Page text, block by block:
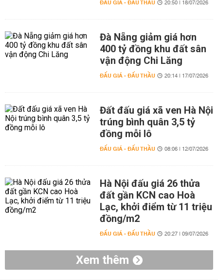
ĐẤU GIÁ - ĐẤU THẦU 20:50 | 18/07/2026
Đà Nẵng giảm giá hơn
400 tỷ đồng khu đất sân
vận động Chi Lăng
ĐẤU GIÁ - ĐẤU THẦU 20:14 | 17/07/2026
Đất đấu giá xã ven Hà Nội
trúng bình quân 3,5 tỷ
đồng mỗi lô
ĐẤU GIÁ - ĐẤU THẦU 08:06 | 12/07/2026
Hà Nội đấu giá 26 thửa
đất gần KCN cao Hoà
Lạc, khởi điểm từ 11 triệu
đồng/m2
ĐẤU GIÁ - ĐẤU THẦU 20:27 | 09/07/2026
Xem thêm